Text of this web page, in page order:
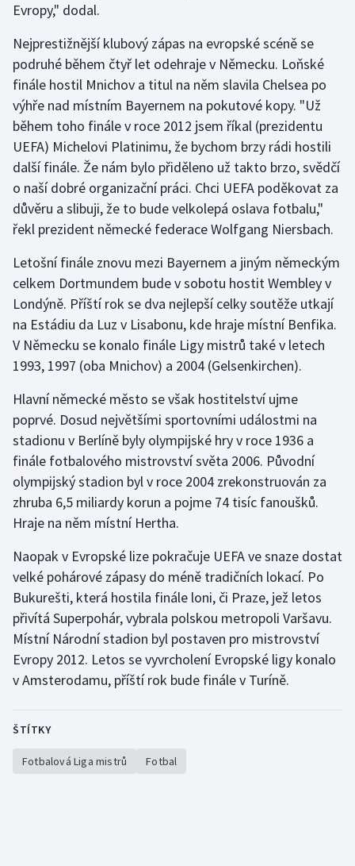
Gymnastika
Házená
Jezdectví
Judo
Krasobruslení
Lezení
Moderní pětiboj
Motorsport
Olympijské hry
Parasport
Plavání
Plážový volejbal
Ragby
Rychlobruslení
Rychlostní kanoistika
Short track
Sportovní střelba
Evropy," dodal.
Nejprestižnější klubový zápas na evropské scéně se
podruhé během čtyř let odehraje v Německu. Loňské
finále hostil Mnichov a titul na něm slavila Chelsea po
výhře nad místním Bayernem na pokutové kopy. "Už
během toho finále v roce 2012 jsem říkal (prezidentu
UEFA) Michelovi Platinimu, že bychom brzy rádi hostili
další finále. Že nám bylo přiděleno už takto brzo, svědčí
o naší dobré organizační práci. Chci UEFA poděkovat za
důvěru a slibuji, že to bude velkolepá oslava fotbalu,"
řekl prezident německé federace Wolfgang Niersbach.
Letošní finále znovu mezi Bayernem a jiným německým
celkem Dortmundem bude v sobotu hostit Wembley v
Londýně. Příští rok se dva nejlepší celky soutěže utkají
na Estádiu da Luz v Lisabonu, kde hraje místní Benfika.
V Německu se konalo finále Ligy mistrů také v letech
1993, 1997 (oba Mnichov) a 2004 (Gelsenkirchen).
Hlavní německé město se však hostitelství ujme
poprvé. Dosud největšími sportovními událostmi na
stadionu v Berlíně byly olympijské hry v roce 1936 a
finále fotbalového mistrovství světa 2006. Původní
olympijský stadion byl v roce 2004 zrekonstruován za
zhruba 6,5 miliardy korun a pojme 74 tisíc fanoušků.
Hraje na něm místní Hertha.
Naopak v Evropské lize pokračuje UEFA ve snaze dostat
velké pohárové zápasy do méně tradičních lokací. Po
Bukurešti, která hostila finále loni, či Praze, jež letos
přivítá Superpohár, vybrala polskou metropoli Varšavu.
Místní Národní stadion byl postaven pro mistrovství
Evropy 2012. Letos se vyvrcholení Evropské ligy konalo
v Amsterodamu, příští rok bude finále v Turíně.
ŠTÍTKY
Fotbalová Liga mistrů Fotbal